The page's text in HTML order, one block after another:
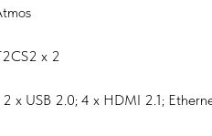
х 2
x USB 2.0; 4 x HDMI 2.1;